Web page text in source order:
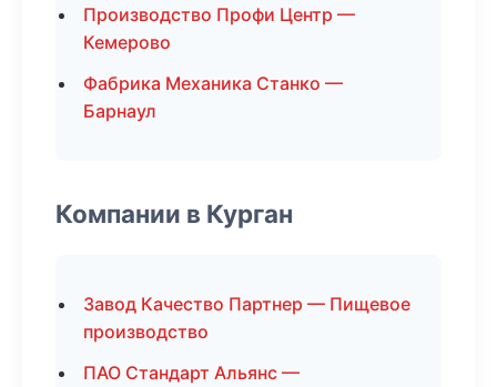
Производство Профи Центр —
Кемерово
Фабрика Механика Станко —
Барнаул
Компании в Курган
Завод Качество Партнер — Пищевое
производство
ПАО Стандарт Альянс —